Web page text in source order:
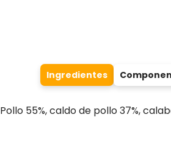
Ingredientes
Pollo 55%, caldo de pollo 37%,